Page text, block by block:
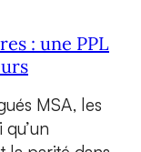
: une PPL
MSA, les